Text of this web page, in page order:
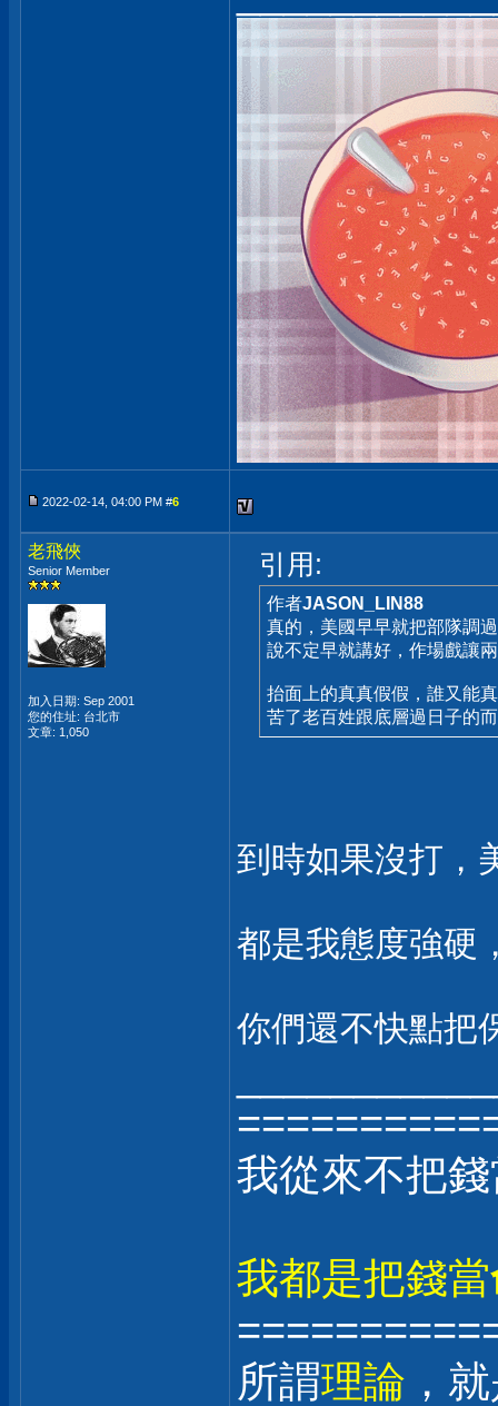
2022-02-14, 04:00 PM #6
老飛俠
Senior Member
加入日期: Sep 2001
您的住址: 台北市
文章: 1,050
引用:
作者JASON_LIN88
真的，美國早早就把部隊調
說不定早就講好，作場戲讓
抬面上的真真假假，誰又能
苦了老百姓跟底層過日子的
到時如果沒打，
都是我態度強硬
你們還不快點把
我從來不把
我都是把錢當
所謂理論 ，